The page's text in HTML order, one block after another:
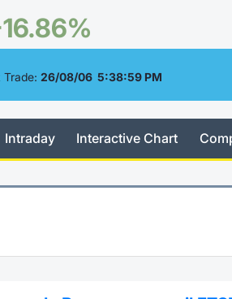
Trade: 26/08/06 5:38:59 PM
Intraday Interactive Chart